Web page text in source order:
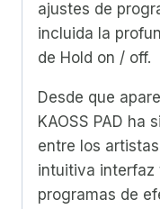
ajustes de
incluida la
de Hold on / off.
Desde que
KAOSS PAD ha
entre los
intuitiva interfaz
programas de